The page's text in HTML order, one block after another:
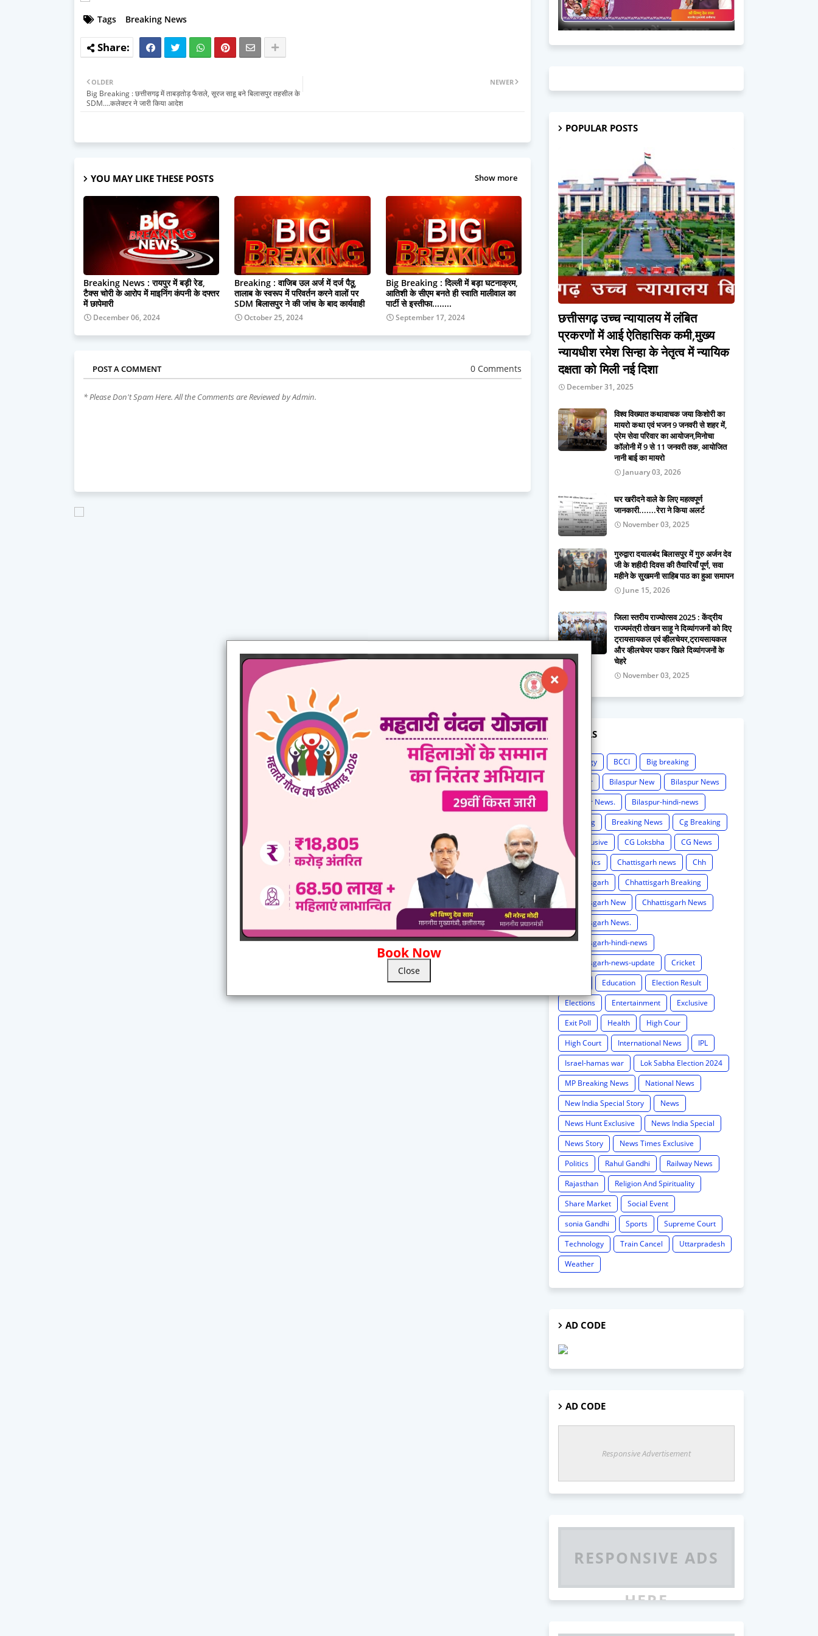
Tags Breaking News
NEWER
OLDER
Big Breaking : छत्तीसगढ़ में ताबड़तोड़ फैसले, सूरज साहू बने बिलासपुर तहसील के
SDM….कलेक्टर ने जारी किया आदेश
YOU MAY LIKE THESE POSTS Show more
Breaking News : रायपुर में बड़ी रेड,
टैक्स चोरी के आरोप में माइनिंग कंपनी के दफ्तर
में छापेमारी
December 06, 2024
Breaking : वाजिब उल अर्ज में दर्ज पैठू,
तालाब के स्वरूप में परिवर्तन करने वालों पर
SDM बिलासपुर ने की जांच के बाद कार्यवाही
October 25, 2024
Big Breaking : दिल्ली में बड़ा घटनाक्रम,
आतिशी के सीएम बनते ही स्वाति मालीवाल का
पार्टी से इस्तीफा........
September 17, 2024
POST A COMMENT 0 Comments
* Please Don't Spam Here. All the Comments are Reviewed by Admin.
Book Now
Close
POPULAR POSTS
छत्तीसगढ़ उच्च न्यायालय में लंबित
प्रकरणों में आई ऐतिहासिक कमी,मुख्य
न्यायधीश रमेश सिन्हा के नेतृत्व में न्यायिक
दक्षता को मिली नई दिशा
December 31, 2025
विश्व विख्यात कथावाचक जया किशोरी का
मायरो कथा एवं भजन 9 जनवरी से शहर में,
प्रेम सेवा परिवार का आयोजन,मिनोचा
कॉलोनी में 9 से 11 जनवरी तक, आयोजित
नानी बाई का मायरो
January 03, 2026
घर खरीदने वाले के लिए महत्वपूर्ण
जानकारी.......रेरा ने किया अलर्ट
November 03, 2025
गुरुद्वारा दयालबंद बिलासपुर में गुरु अर्जन देव
जी के शहीदी दिवस की तैयारियाँ पूर्ण, सवा
महीने के सुखमनी साहिब पाठ का हुआ समापन
June 15, 2026
जिला स्तरीय राज्योत्सव 2025 : केंद्रीय
राज्यमंत्री तोखन साहू ने दिव्यांगजनों को दिए
ट्रायसायकल एवं व्हीलचेयर,ट्रायसायकल
और व्हीलचेयर पाकर खिले दिव्यांगजनों के
चेहरे
November 03, 2025
LABELS
Astrology BCCI
Big breaking
Bilaspur
Bilaspur New
Bilaspur News
Bilaspur News.
Bilaspur-hindi-news
Breaking
Breaking News
Cg Breaking
CG exclusive
CG Loksbha
CG News
CG politics
Chattisgarh news
Chh
Chhattisgarh
Chhattisgarh Breaking
Chhattisgarh New
Chhattisgarh News
Chhattisgarh News.
Chhattisgarh-hindi-news
Chhattisgarh-news-update
Cricket
Education
Election Result
Elections
Entertainment
Exclusive
Exit Poll
Health
High Cour
High Court
International News
IPL
Israel-hamas war
Lok Sabha Election 2024
MP Breaking News
National News
New India Special Story
News
News Hunt Exclusive
News India Special
News Story
News Times Exclusive
Politics
Rahul Gandhi
Railway News
Rajasthan
Religion And Spirituality
Share Market
Social Event
sonia Gandhi
Sports
Supreme Court
Technology
Train Cancel
Uttarpradesh
Weather
AD CODE
AD CODE
Responsive Advertisement
RESPONSIVE ADS
HERE